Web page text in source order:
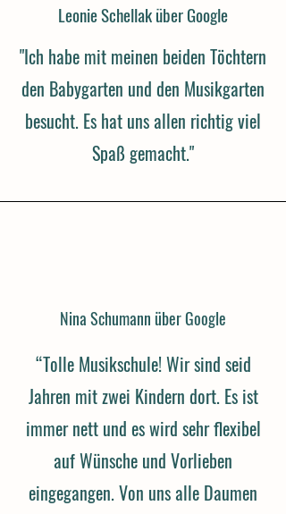
Leonie Schellak über Google
"Ich habe mit meinen beiden Töchtern
den Babygarten und den Musikgarten
besucht. Es hat uns allen richtig viel
Spaß gemacht."
Nina Schumann über Google
“Tolle Musikschule! Wir sind seid
Jahren mit zwei Kindern dort. Es ist
immer nett und es wird sehr flexibel
auf Wünsche und Vorlieben
eingegangen. Von uns alle Daumen